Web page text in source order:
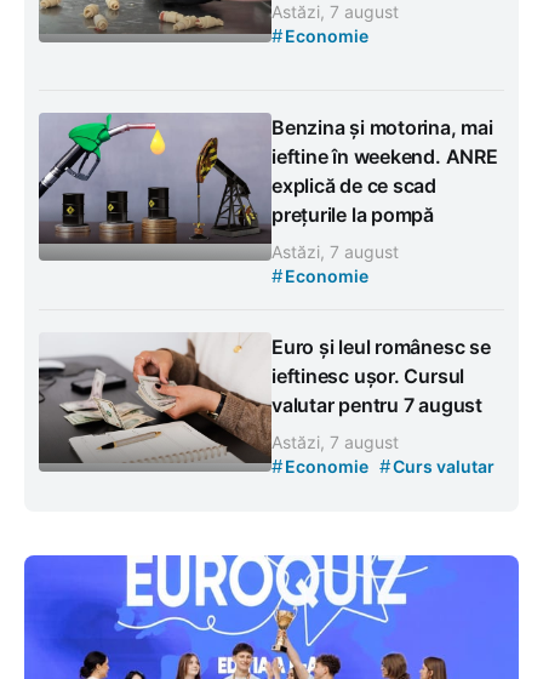
Astăzi, 7 august
#Economie
Benzina și motorina, mai
ieftine în weekend. ANRE
explică de ce scad
prețurile la pompă
Astăzi, 7 august
#Economie
Euro și leul românesc se
ieftinesc ușor. Cursul
valutar pentru 7 august
Astăzi, 7 august
#Economie #Curs valutar